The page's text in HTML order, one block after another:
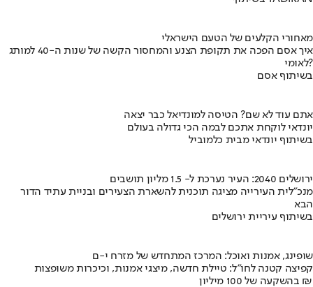
מאחורי הקלעים של הטעם הישראלי
איך אסם הפכה את תקופת הצנע והמחסור הקשה של שנות ה-40 למותג
לאומי?
בשיתוף אסם
אתם עוד לא שם? הטיסה למונדיאל כבר יצאה
יונדאי לוקחת אתכם לבמה הכי גדולה בעולם
בשיתוף יונדאי מבית כלמוביל
ירושלים 2040: העיר נערכת ל- 1.5 מליון תושבים
מנכ"לית העירייה מציגה תוכנית להשארת הצעירים ובניית עתיד הדור
הבא
בשיתוף עיריית ירושלים
שופינג, אמנות ואוכל: המרכז המתחדש של מזרח י-ם
קפיצה קטנה לחו"ל: טיילת חדשה, מיצגי אמנות, וכיכרות משופצות
בהשקעה של 100 מיליון ₪